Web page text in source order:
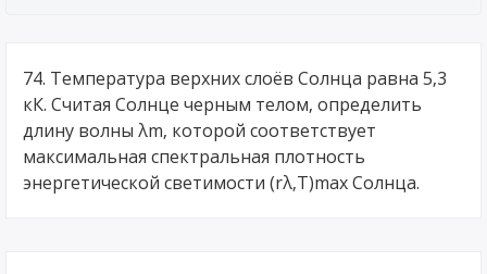
74. Температура верхних слоёв Солнца равна 5,3
кК. Считая Солнце черным телом, определить
длину волны λm, которой соответствует
максимальная спектральная плотность
энергетической светимости (rλ,T)max Солнца.